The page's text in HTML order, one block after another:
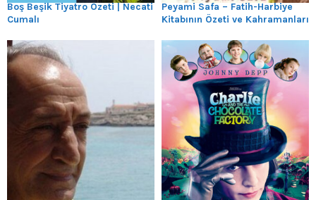
Boş Beşik Tiyatro Özeti | Necati
Cumalı
Peyami Safa – Fatih-Harbiye
Kitabının Özeti ve Kahramanları